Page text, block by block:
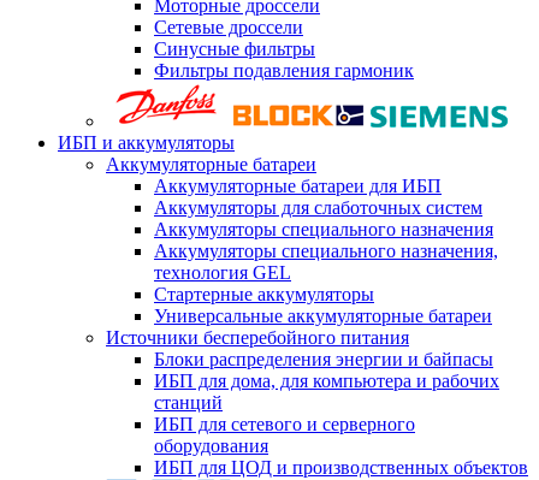
Моторные дроссели
Сетевые дроссели
Синусные фильтры
Фильтры подавления гармоник
ИБП и аккумуляторы
Аккумуляторные батареи
Аккумуляторные батареи для ИБП
Аккумуляторы для слаботочных систем
Аккумуляторы специального назначения
Аккумуляторы специального назначения,
технология GEL
Стартерные аккумуляторы
Универсальные аккумуляторные батареи
Источники бесперебойного питания
Блоки распределения энергии и байпасы
ИБП для дома, для компьютера и рабочих
станций
ИБП для сетевого и серверного
оборудования
ИБП для ЦОД и производственных объектов